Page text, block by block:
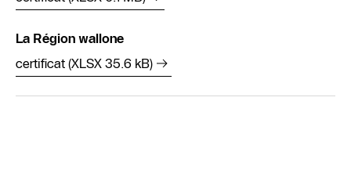
La Région wallone
certificat (XLSX 35.6 kB)